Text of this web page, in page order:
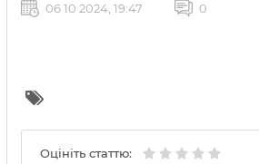
06 10 2024, 19:47 0
Оцініть статтю: